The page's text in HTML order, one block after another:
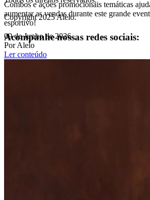
Combos e ações promocionais temáticas
aumentar as vendas durante este grande
esportivo!
09 de Junho de 2026
Por Alelo
Ler conteúdo
Copyright 2025 Alelo.
Acompanhe nossas redes sociais: